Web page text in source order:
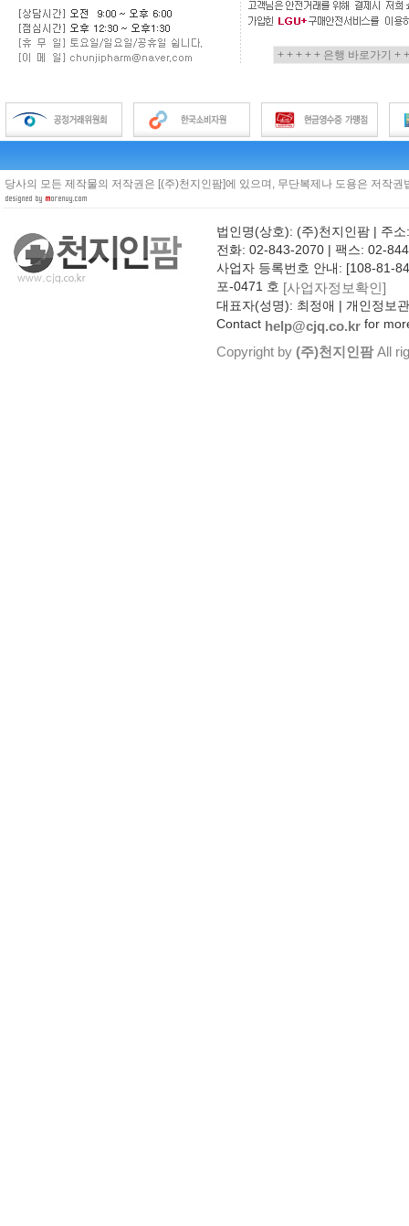
당사의 모든 제작물의 저작권은 [(주)천지인팜]에 있으며, 무단복제나 도용은 저작
법인명(상호): (주)천지인팜 | 주
전화: 02-843-2070 | 팩스: 02-
사업자 등록번호 안내: [108-81-
포-0471 호 [사업자정보확인]
대표자(성명): 최정애 | 개인정보
Contact help@cjq.co.kr for
Copyright by (주)천지인팜All